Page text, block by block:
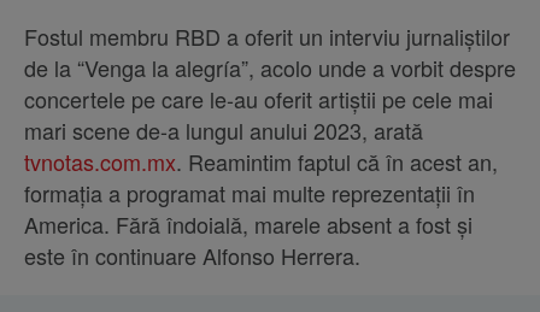
Fostul membru RBD a oferit un interviu jurnaliștilor
de la “Venga la alegría”, acolo unde a vorbit despre
concertele pe care le-au oferit artiștii pe cele mai
mari scene de-a lungul anului 2023, arată
tvnotas.com.mx. Reamintim faptul că în acest an,
formația a programat mai multe reprezentații în
America. Fără îndoială, marele absent a fost și
este în continuare Alfonso Herrera.